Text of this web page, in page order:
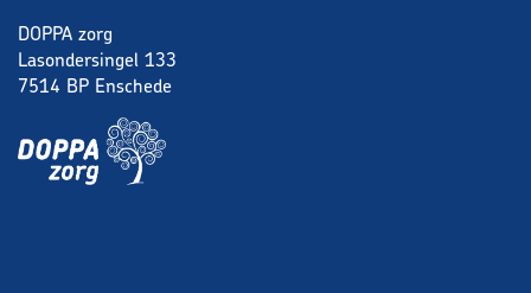
DOPPA zorg
Lasondersingel 133
7514 BP Enschede